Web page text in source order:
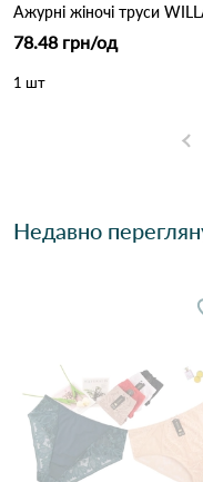
78.48 грн/од
1 шт
Недавно